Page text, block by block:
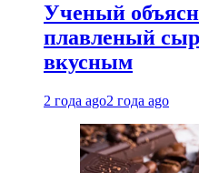
Ученый
плавленый
вкусным
2 года ago2 года ago